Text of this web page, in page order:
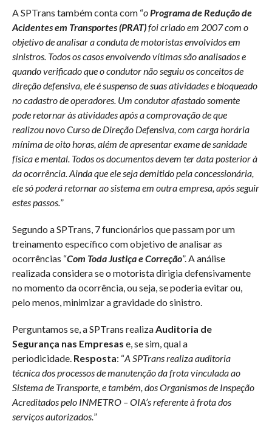
A SPTrans também conta com “oPrograma de Redução de
Acidentes em Transportes (PRAT)foi criado em 2007 com o
objetivo de analisar a conduta de motoristas envolvidos em
sinistros. Todos os casos envolvendo vítimas são analisados e
quando verificado que o condutor não seguiu os conceitos de
direção defensiva, ele é suspenso de suas atividades e bloqueado
no cadastro de operadores. Um condutor afastado somente
pode retornar às atividades após a comprovação de que
realizou novo Curso de Direção Defensiva, com carga horária
mínima de oito horas, além de apresentar exame de sanidade
física e mental. Todos os documentos devem ter data posterior à
da ocorrência. Ainda que ele seja demitido pela concessionária,
ele só poderá retornar ao sistema em outra empresa, após seguir
estes passos.”
Segundo a SPTrans, 7 funcionários que passam por um
treinamento específico com objetivo de analisar as
ocorrências “Com Toda Justiça e Correção”. A análise
realizada considera se o motorista dirigia defensivamente
no momento da ocorrência, ou seja, se poderia evitar ou,
pelo menos, minimizar a gravidade do sinistro.
Perguntamos se, a SPTrans realizaAuditoria de
Segurança nas Empresas e, se sim, qual a
periodicidade. Resposta: “A SPTrans realiza auditoria
técnica dos processos de manutenção da frota vinculada ao
Sistema de Transporte, e também, dos Organismos de Inspeção
Acreditados pelo INMETRO – OIA’s referente à frota dos
serviços autorizados.”